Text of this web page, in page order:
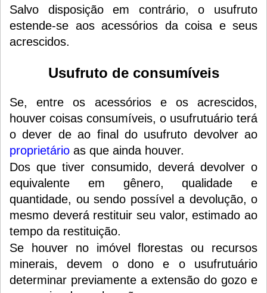
Salvo disposição em contrário, o usufruto
estende-se aos acessórios da coisa e seus
acrescidos.
Usufruto de consumíveis
Se, entre os acessórios e os acrescidos,
houver coisas consumíveis, o usufrutuário terá
o dever de ao final do usufruto devolver ao
proprietário as que ainda houver.
Dos que tiver consumido, deverá devolver o
equivalente em gênero, qualidade e
quantidade, ou sendo possível a devolução, o
mesmo deverá restituir seu valor, estimado ao
tempo da restituição.
Se houver no imóvel florestas ou recursos
minerais, devem o dono e o usufrutuário
determinar previamente a extensão do gozo e